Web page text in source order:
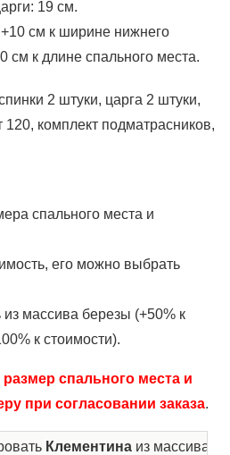
19 см.
см к ширине нижнего
см к длине спального места.
2 штуки, царга 2 штуки,
комплект подматрасников,
спального места и
его можно выбрать
массива березы (+50% к
к стоимости).
спального места и
при согласовании заказа.
Клементина из массива